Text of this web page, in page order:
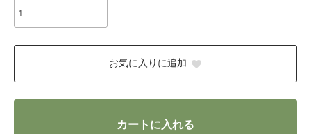
お気に入りに追加
カートに入れる